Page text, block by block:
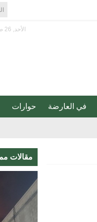
الأحد, 26 صفر 1448 هجريا, الموافق 9 أغسطس 2026 ميلاديا
في العارضة حوارات
مقالات